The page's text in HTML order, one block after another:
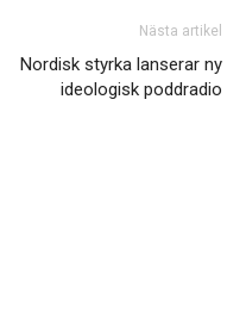
Nästa artikel
Nordisk styrka lanserar ny
ideologisk poddradio